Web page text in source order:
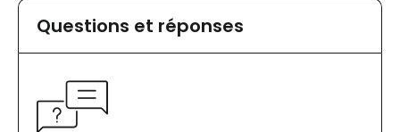
Questions et réponses